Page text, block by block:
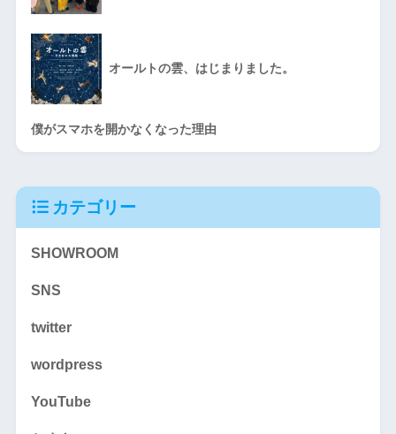
オールトの雲、はじまりました。
僕がスマホを開かなくなった理由
カテゴリー
SHOWROOM
SNS
twitter
wordpress
YouTube